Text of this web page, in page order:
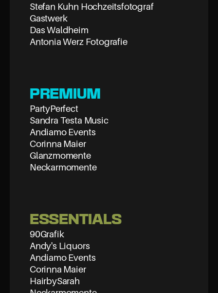
Stefan Kuhn Hochzeitsfotograf
Gastwerk
Das Waldheim
Antonia Werz Fotografie
PREMIUM
PartyPerfect
Sandra Testa Music
Andiamo Events
Corinna Maier
Glanzmomente
Neckarmomente
ESSENTIALS
90Grafik
Andy's Liquors
Andiamo Events
Corinna Maier
HairbySarah